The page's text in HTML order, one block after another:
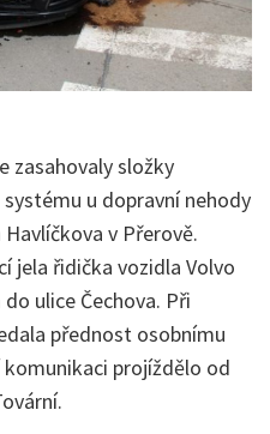
zasahovaly složky
u dopravní nehody
v Přerově.
jela řidička vozidla Volvo
ulice Čechova. Při
přednost osobnímu
projíždělo od